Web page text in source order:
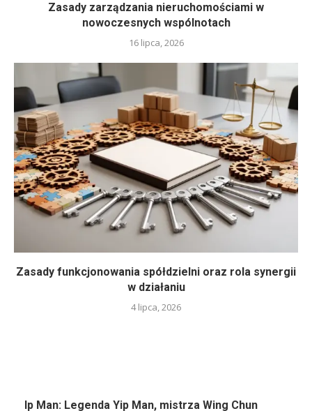
Zasady zarządzania nieruchomościami w
nowoczesnych wspólnotach
16 lipca, 2026
Zasady funkcjonowania spółdzielni oraz rola synergii
w działaniu
4 lipca, 2026
Ip Man: Legenda Yip Man, mistrza Wing Chun